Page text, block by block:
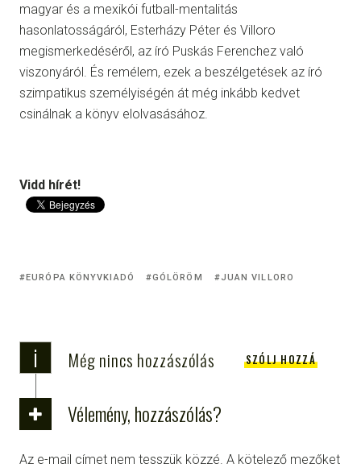
magyar és a mexikói futball-mentalitás
hasonlatosságáról, Esterházy Péter és Villoro
megismerkedéséről, az író Puskás Ferenchez való
viszonyáról. És remélem, ezek a beszélgetések az író
szimpatikus személyiségén át még inkább kedvet
csinálnak a könyv elolvasásához.
Vidd hírét!
EURÓPA KÖNYVKIADÓ GÓLÖRÖM JUAN VILLORO
i Még nincs hozzászólás SZÓLJ HOZZÁ
Vélemény, hozzászólás?
Az e-mail címet nem tesszük közzé. A kötelező mezőket